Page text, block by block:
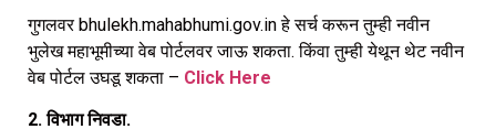
गुगलवर bhulekh.mahabhumi.gov.in हे सर्च करून तुम्ही नवीन
भुलेख महाभूमीच्या वेब पोर्टलवर जाऊ शकता. किंवा तुम्ही येथून थेट नवीन
वेब पोर्टल उघडू शकता – Click Here
2. विभाग निवडा.